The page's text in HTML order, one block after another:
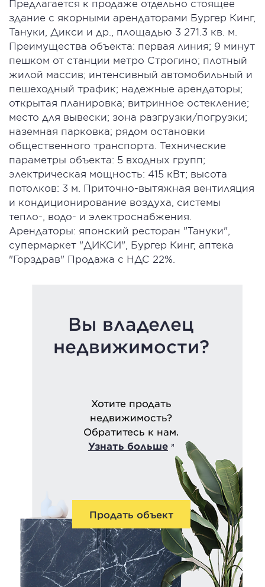
Предлагается к продаже отдельно стоящее
здание с якорными арендаторами Бургер Кинг,
Тануки, Дикси и др., площадью 3 271.3 кв. м.
Преимущества объекта: первая линия; 9 минут
пешком от станции метро Строгино; плотный
жилой массив; интенсивный автомобильный и
пешеходный трафик; надежные арендаторы;
открытая планировка; витринное остекление;
место для вывески; зона разгрузки/погрузки;
наземная парковка; рядом остановки
общественного транспорта. Технические
параметры объекта: 5 входных групп;
электрическая мощность: 415 кВт; высота
потолков: 3 м. Приточно-вытяжная вентиляция
и кондиционирование воздуха, системы
тепло-, водо- и электроснабжения.
Арендаторы: японский ресторан "Тануки",
супермаркет "ДИКСИ", Бургер Кинг, аптека
"Горздрав" Продажа с НДС 22%.
Вы владелец
недвижимости?
Хотите продать
недвижимость?
Обратитесь к нам.
Узнать больше
Продать объект